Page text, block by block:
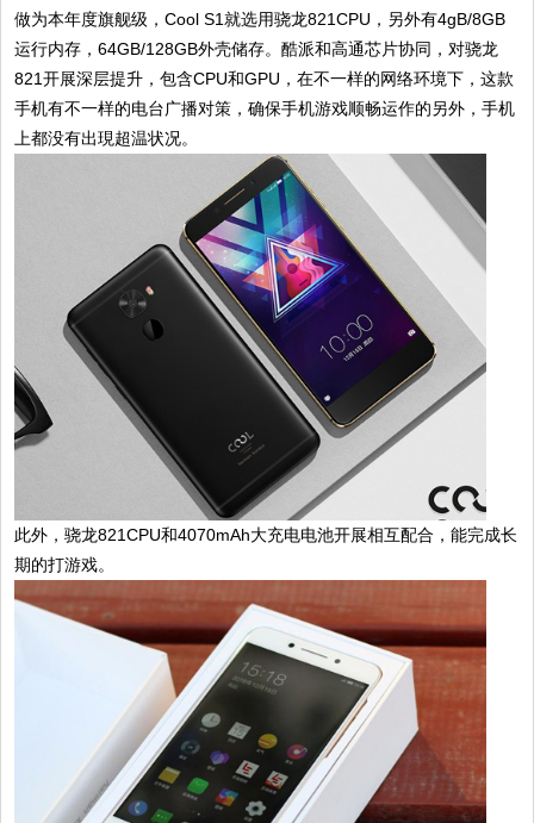
做为本年度旗舰级，Cool S1就选用骁龙821CPU，另外有4gB/8GB
运行内存，64GB/128GB外壳储存。酷派和高通芯片协同，对骁龙
821开展深层提升，包含CPU和GPU，在不一样的网络环境下，这款
手机有不一样的电台广播对策，确保手机游戏顺畅运作的另外，手机
上都没有出現超温状况。
此外，骁龙821CPU和4070mAh大充电电池开展相互配合，能完成长
期的打游戏。